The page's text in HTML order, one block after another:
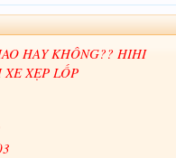
HAY KHÔNG?? HIHI
XẸP LỐP